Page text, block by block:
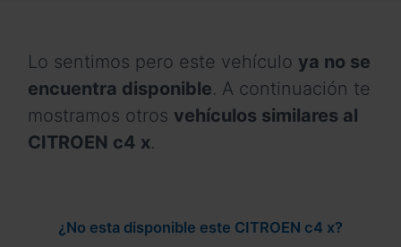
Lo sentimos pero este vehículo ya no se
encuentra disponible. A continuación te
mostramos otros vehículos similares al
CITROEN c4 x.
¿No esta disponible este CITROEN c4 x?